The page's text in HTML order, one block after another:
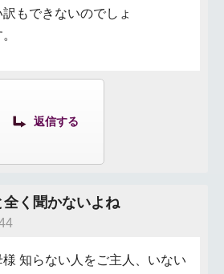
もできないのでしょ
返信する
く聞かないよね
知らない人をご主人、いない